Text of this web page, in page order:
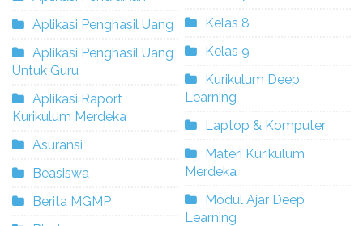
Aplikasi Penghasil Uang
Aplikasi Penghasil Uang
Untuk Guru
Aplikasi Raport
Kurikulum Merdeka
Asuransi
Beasiswa
Berita MGMP
Kelas 8
Kelas 9
Kurikulum Deep
Learning
Laptop & Komputer
Materi Kurikulum
Merdeka
Modul Ajar Deep
Learning